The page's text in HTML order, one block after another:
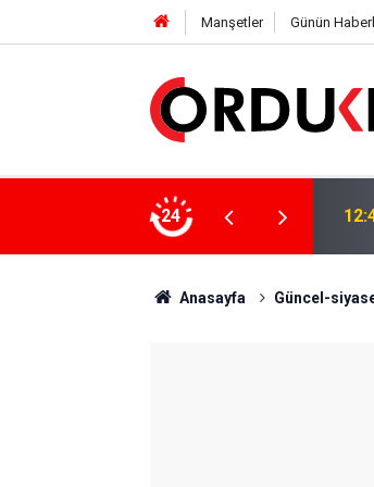
Manşetler Günün
24
KURUCU KADROSU AÇIKLANDI
Anasayfa Güncel-